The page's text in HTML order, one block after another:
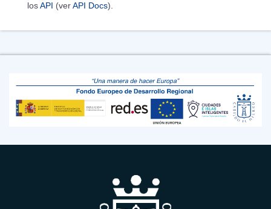
losAPI (verAPI Docs).